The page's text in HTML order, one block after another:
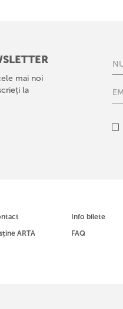
mai noi
la
ARTA
Info bilete
FAQ